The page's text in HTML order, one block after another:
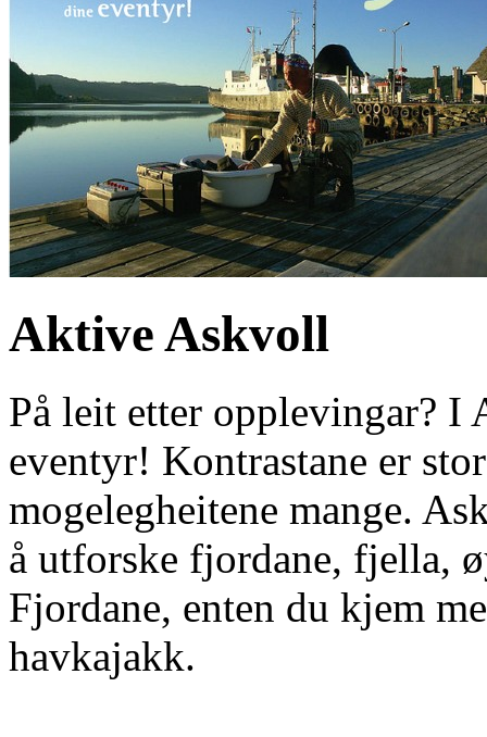
Aktive Askvoll
På leit etter opplevingar?
eventyr! Kontrastane er
mogelegheitene mange.
å utforske fjordane, fjella,
Fjordane, enten du kjem
havkajakk.